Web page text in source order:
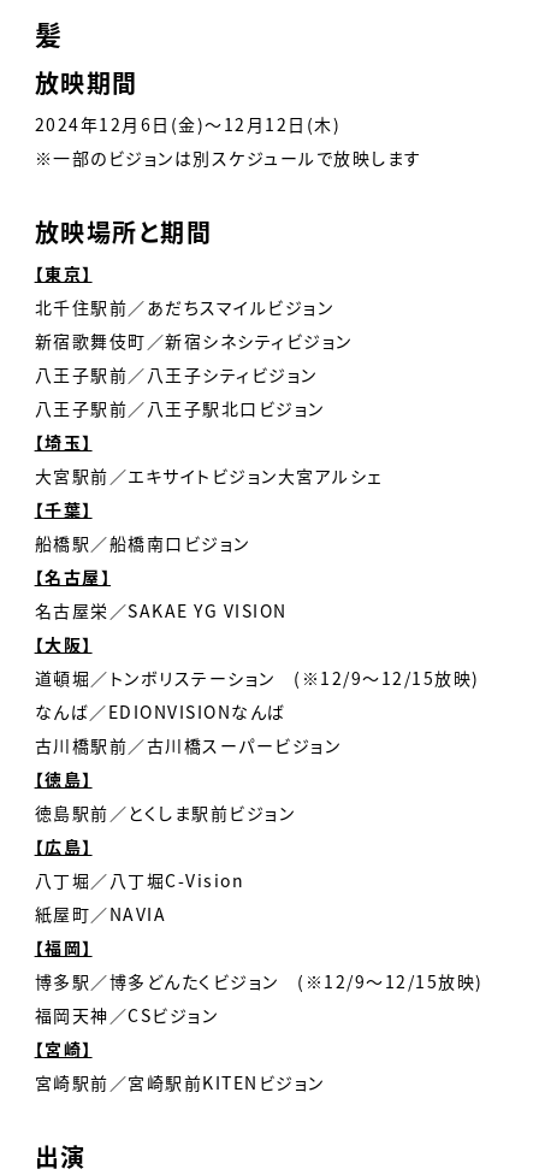
髪
放映期間
2024年12月6日(金)〜12月12日(木)
※一部のビジョンは別スケジュールで放映します
放映場所と期間
【東京】
北千住駅前／あだちスマイルビジョン
新宿歌舞伎町／新宿シネシティビジョン
八王子駅前／八王子シティビジョン
八王子駅前／八王子駅北口ビジョン
【埼玉】
大宮駅前／エキサイトビジョン大宮アルシェ
【千葉】
船橋駅／船橋南口ビジョン
【名古屋】
名古屋栄／SAKAE YG VISION
【大阪】
道頓堀／トンボリステーション (※12/9～12/15放映)
なんば／EDIONVISIONなんば
古川橋駅前／古川橋スーパービジョン
【徳島】
徳島駅前／とくしま駅前ビジョン
【広島】
八丁堀／八丁堀C-Vision
紙屋町／NAVIA
【福岡】
博多駅／博多どんたくビジョン (※12/9～12/15放映)
福岡天神／CSビジョン
【宮崎】
宮崎駅前／宮崎駅前KITENビジョン
出演